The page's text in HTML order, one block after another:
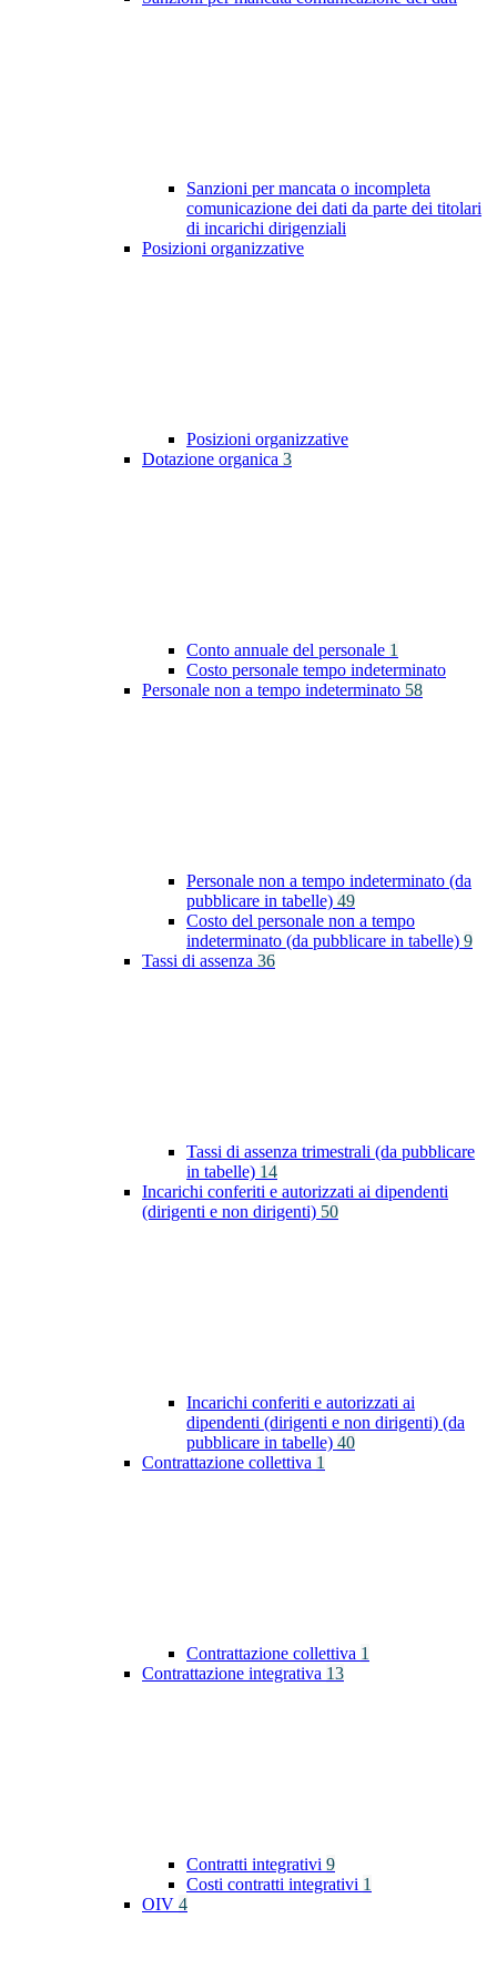
Sanzioni per mancata o incompleta
comunicazione dei dati da parte dei titolari
di incarichi dirigenziali
Posizioni organizzative
Posizioni organizzative
Dotazione organica 3
Conto annuale del personale 1
Costo personale tempo indeterminato
Personale non a tempo indeterminato 58
Personale non a tempo indeterminato (da
pubblicare in tabelle) 49
Costo del personale non a tempo
indeterminato (da pubblicare in tabelle) 9
Tassi di assenza 36
Tassi di assenza trimestrali (da pubblicare
in tabelle) 14
Incarichi conferiti e autorizzati ai dipendenti
(dirigenti e non dirigenti) 50
Incarichi conferiti e autorizzati ai
dipendenti (dirigenti e non dirigenti) (da
pubblicare in tabelle) 40
Contrattazione collettiva 1
Contrattazione collettiva 1
Contrattazione integrativa 13
Contratti integrativi 9
Costi contratti integrativi 1
OIV 4